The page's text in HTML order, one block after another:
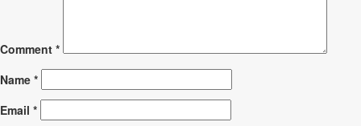
Comment *
Name *
Email *